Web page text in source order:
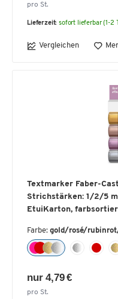
pro St.
Lieferzeit: sofort lieferbar (1-2
Vergleichen
Textmarker Faber-
Strichstärken: 1/2/5
EtuiKarton,
Farbe: gold/rosé/
nur 4,79 €
pro St.